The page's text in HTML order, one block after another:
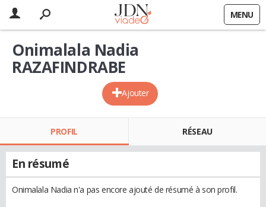
MENU
Ajouter
Onimalala Nadia
RAZAFINDRABE
PROFIL RÉSEAU
En résumé
Onimalala Nadia n'a pas encore ajouté de résumé à son profil.